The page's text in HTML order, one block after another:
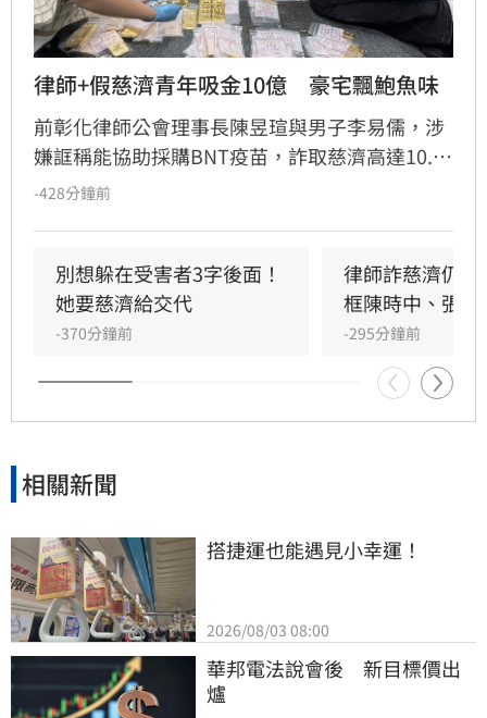
律師+假慈濟青年吸金10億　豪宅飄鮑魚味
前彰化律師公會理事長陳昱瑄與男子李易儒，涉
嫌誆稱能協助採購BNT疫苗，詐取慈濟高達10.6
億元佣金。檢調追查發現，兩人透過購買金條及
揭露奢華洗錢手法。
-428分鐘前
別想躲在受害者3字後面！
她要慈濟給交代
-370分鐘前
律師詐慈濟仍接
框陳時中、張淑
-295分鐘前
相關新聞
搭捷運也能遇見小幸運！
2026/08/03 08:00
華邦電法說會後　新目標價出
爐